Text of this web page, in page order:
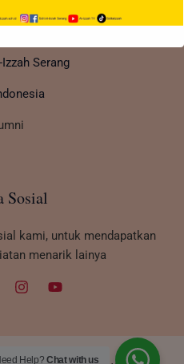
Serang
Sosial
kami, untuk mendapatkan
menarik lainya
Help?Chat with us